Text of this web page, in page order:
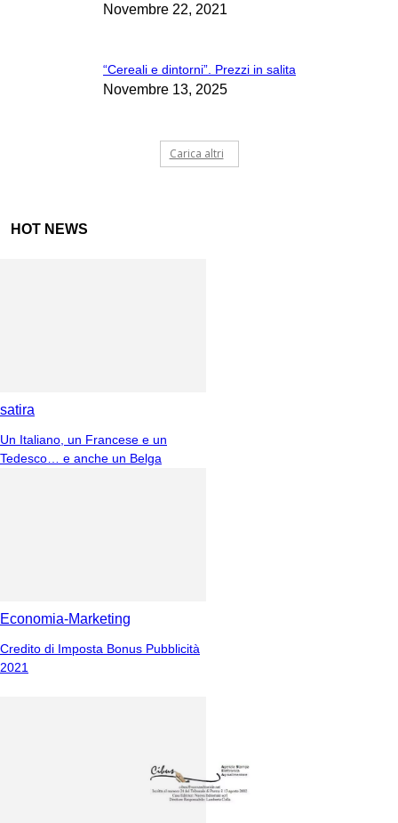
Novembre 22, 2021
“Cereali e dintorni”. Prezzi in salita
Novembre 13, 2025
Carica altri
HOT NEWS
satira
Un Italiano, un Francese e un
Tedesco… e anche un Belga
Economia-Marketing
Credito di Imposta Bonus Pubblicità
2021